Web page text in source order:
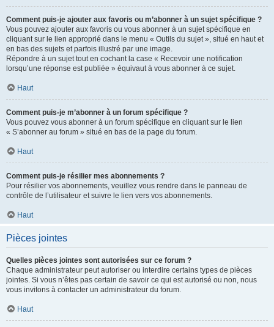
Comment puis-je ajouter aux favoris ou m’abonner à un sujet spécifique ?
Vous pouvez ajouter aux favoris ou vous abonner à un sujet spécifique en
cliquant sur le lien approprié dans le menu « Outils du sujet », situé en haut et
en bas des sujets et parfois illustré par une image.
Répondre à un sujet tout en cochant la case « Recevoir une notification
lorsqu’une réponse est publiée » équivaut à vous abonner à ce sujet.
Haut
Comment puis-je m’abonner à un forum spécifique ?
Vous pouvez vous abonner à un forum spécifique en cliquant sur le lien
« S’abonner au forum » situé en bas de la page du forum.
Haut
Comment puis-je résilier mes abonnements ?
Pour résilier vos abonnements, veuillez vous rendre dans le panneau de
contrôle de l’utilisateur et suivre le lien vers vos abonnements.
Haut
Pièces jointes
Quelles pièces jointes sont autorisées sur ce forum ?
Chaque administrateur peut autoriser ou interdire certains types de pièces
jointes. Si vous n’êtes pas certain de savoir ce qui est autorisé ou non, nous
vous invitons à contacter un administrateur du forum.
Haut